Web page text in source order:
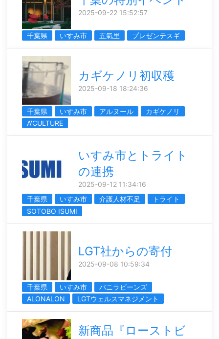
2025-09-22 15:52:57
千葉県 いすみ市 五氣里 プレゼンテスギ
カギケノリ初収穫
2025-09-18 18:24:36
千葉県 いすみ市 アルヌール
カギケノリ
A'CULTURE
いすみ市とトライト
の連携
2025-09-12 11:34:16
千葉県
いすみ市 介護人材不足
トライト
SOTOBO ISUMI
LGT社からの寄付
2025-09-08 10:59:34
千葉県 いすみ市
バニラビーンズ
ALONALON
LGTウェルスマネジメント
新商品『ローストビ